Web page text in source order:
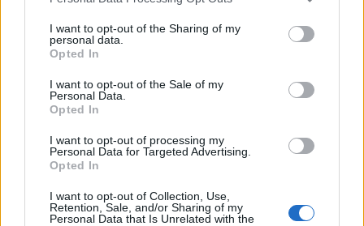
I want to opt-out of the Sharing of my
personal data.
Opted In
I want to opt-out of the Sale of my
Personal Data.
Opted In
I want to opt-out of processing my
Personal Data for Targeted Advertising.
Opted In
I want to opt-out of Collection, Use,
Retention, Sale, and/or Sharing of my
Personal Data that Is Unrelated with the
Stanisław Wyspiański;
Leopold Staff;
Stanisław Przybyszewski;
Tadeusz Miciński;
Zenon Przesmycki
Główne cechy modernistów